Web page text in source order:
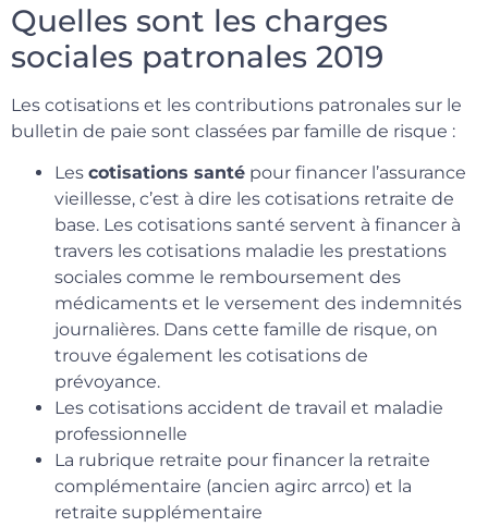
Quelles sont les charges
sociales patronales 2019
Les cotisations et les contributions patronales sur le
bulletin de paie sont classées par famille de risque :
Les cotisations santé pour financer l’assurance
vieillesse, c’est à dire les cotisations retraite de
base. Les cotisations santé servent à financer à
travers les cotisations maladie les prestations
sociales comme le remboursement des
médicaments et le versement des indemnités
journalières. Dans cette famille de risque, on
trouve également les cotisations de
prévoyance.
Les cotisations accident de travail et maladie
professionnelle
La rubrique retraite pour financer la retraite
complémentaire (ancien agirc arrco) et la
retraite supplémentaire